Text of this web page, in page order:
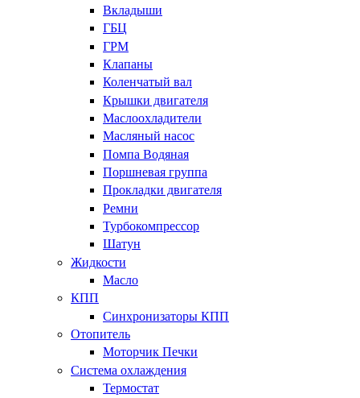
Вкладыши
ГБЦ
ГРМ
Клапаны
Коленчатый вал
Крышки двигателя
Маслоохладители
Масляный насос
Помпа Водяная
Поршневая группа
Прокладки двигателя
Ремни
Турбокомпрессор
Шатун
Жидкости
Масло
КПП
Синхронизаторы КПП
Отопитель
Моторчик Печки
Система охлаждения
Термостат